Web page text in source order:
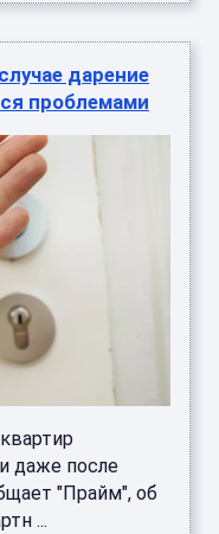
дарение
проблемами
даже после
"Прайм", об
...